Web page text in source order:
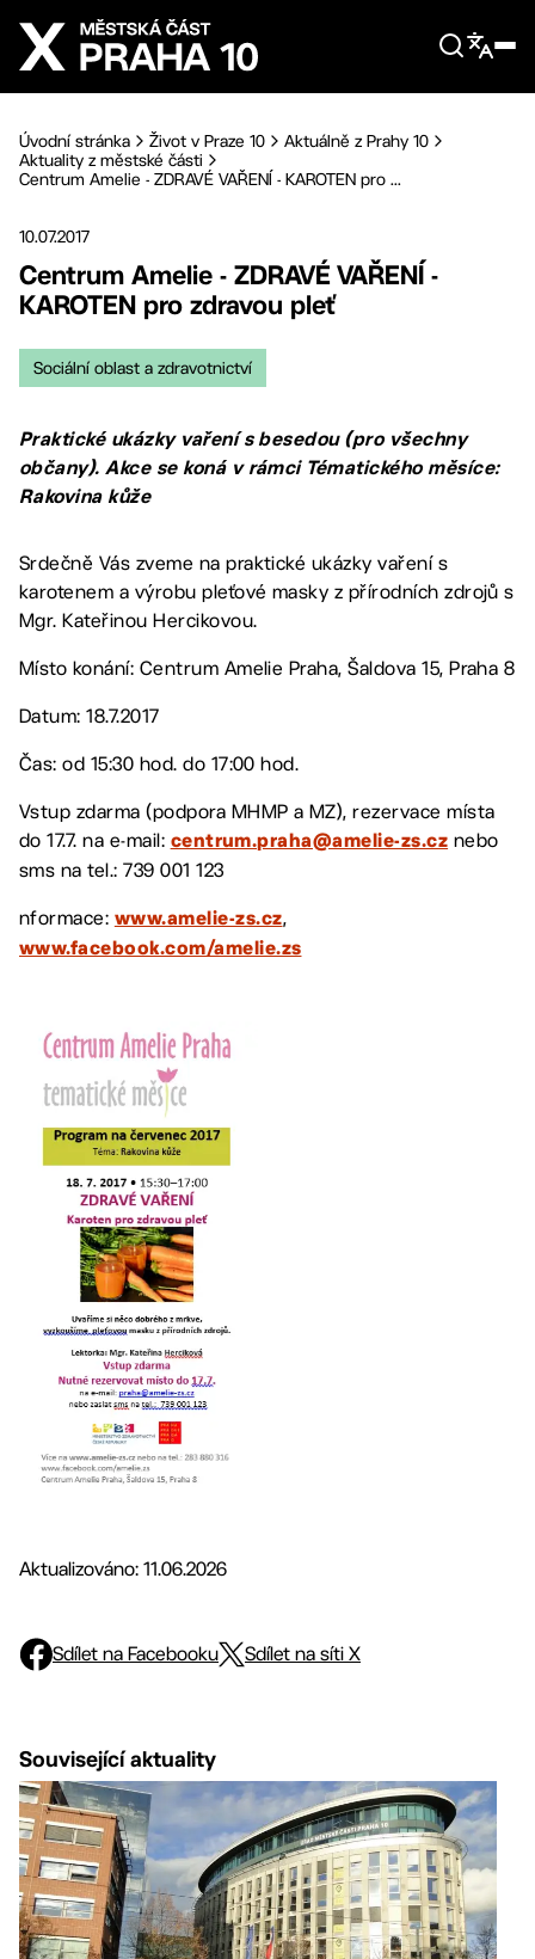
Přejít na hlavní obsah
Úvodní stránka Život v Praze 10
Aktuálně z Prahy 10
Aktuality z městské části
Centrum Amelie - ZDRAVÉ VAŘENÍ - KAROTEN pro ...
10.07.2017
Centrum Amelie - ZDRAVÉ VAŘENÍ -
KAROTEN pro zdravou pleť
Sociální oblast a zdravotnictví
Praktické ukázky vaření s besedou (pro všechny
občany). Akce se koná v rámci Tématického měsíce:
Rakovina kůže
Srdečně Vás zveme na praktické ukázky vaření s
karotenem a výrobu pleťové masky z přírodních zdrojů s
Mgr. Kateřinou Hercikovou.
Místo konání: Centrum Amelie Praha, Šaldova 15, Praha 8
Datum: 18.7.2017
Čas: od 15:30 hod. do 17:00 hod.
Vstup zdarma (podpora MHMP a MZ), rezervace místa
do 17.7. na e-mail: centrum.praha@amelie-zs.cz nebo
sms na tel.: 739 001 123
nformace: www.amelie-zs.cz,
www.facebook.com/amelie.zs
Aktualizováno: 11.06.2026
Sdílet na Facebooku Sdílet na síti X
Související aktuality